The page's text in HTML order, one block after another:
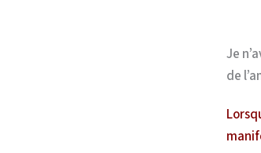
Je
de